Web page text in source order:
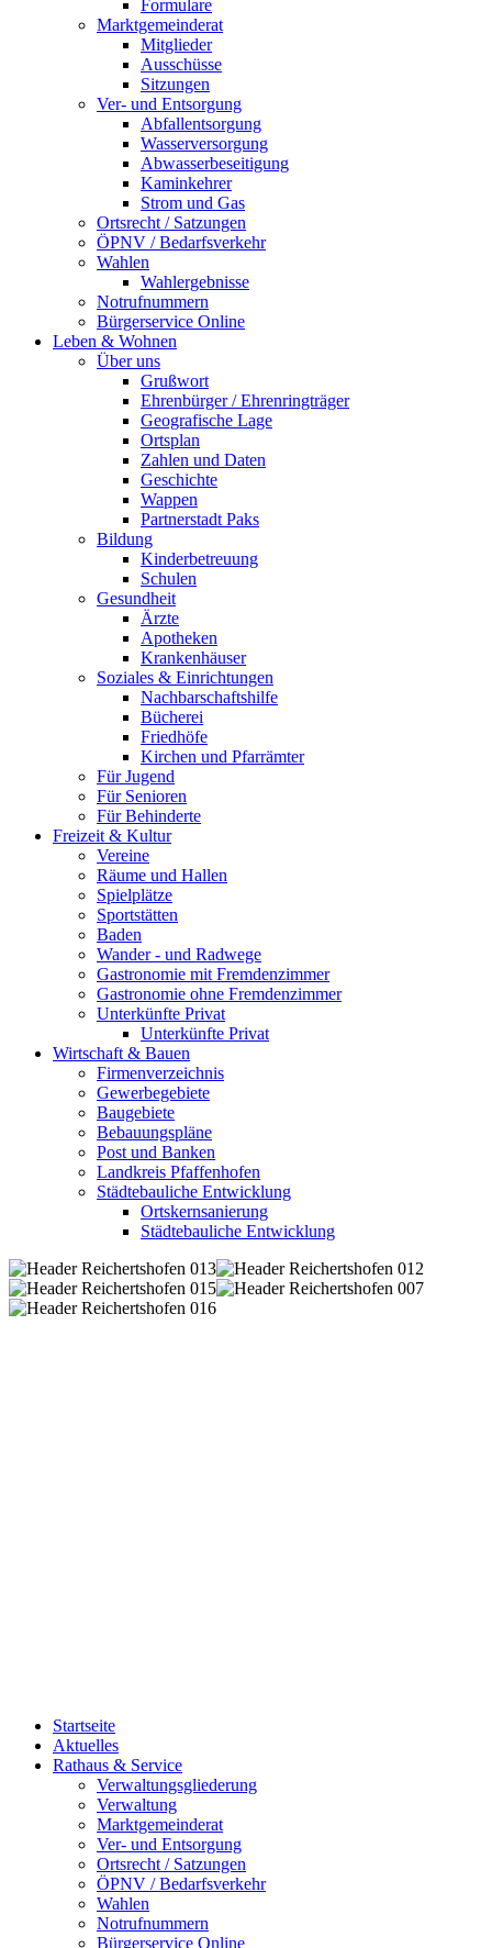
Formulare
Marktgemeinderat
Mitglieder
Ausschüsse
Sitzungen
Ver- und Entsorgung
Abfallentsorgung
Wasserversorgung
Abwasserbeseitigung
Kaminkehrer
Strom und Gas
Ortsrecht / Satzungen
ÖPNV / Bedarfsverkehr
Wahlen
Wahlergebnisse
Notrufnummern
Bürgerservice Online
Leben & Wohnen
Über uns
Grußwort
Ehrenbürger / Ehrenringträger
Geografische Lage
Ortsplan
Zahlen und Daten
Geschichte
Wappen
Partnerstadt Paks
Bildung
Kinderbetreuung
Schulen
Gesundheit
Ärzte
Apotheken
Krankenhäuser
Soziales & Einrichtungen
Nachbarschaftshilfe
Bücherei
Friedhöfe
Kirchen und Pfarrämter
Für Jugend
Für Senioren
Für Behinderte
Freizeit & Kultur
Vereine
Räume und Hallen
Spielplätze
Sportstätten
Baden
Wander - und Radwege
Gastronomie mit Fremdenzimmer
Gastronomie ohne Fremdenzimmer
Unterkünfte Privat
Unterkünfte Privat
Wirtschaft & Bauen
Firmenverzeichnis
Gewerbegebiete
Baugebiete
Bebauungspläne
Post und Banken
Landkreis Pfaffenhofen
Städtebauliche Entwicklung
Ortskernsanierung
Städtebauliche Entwicklung
Startseite
Aktuelles
Rathaus & Service
Verwaltungsgliederung
Verwaltung
Marktgemeinderat
Ver- und Entsorgung
Ortsrecht / Satzungen
ÖPNV / Bedarfsverkehr
Wahlen
Notrufnummern
Bürgerservice Online